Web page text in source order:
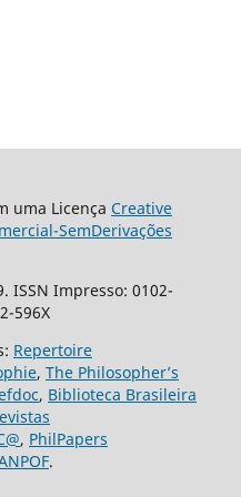
uma Licença Creative
SemDerivações
ISSN Impresso: 0102-
596X
Repertoire
, The Philosopher’s
, Biblioteca Brasileira
, PhilPapers
.